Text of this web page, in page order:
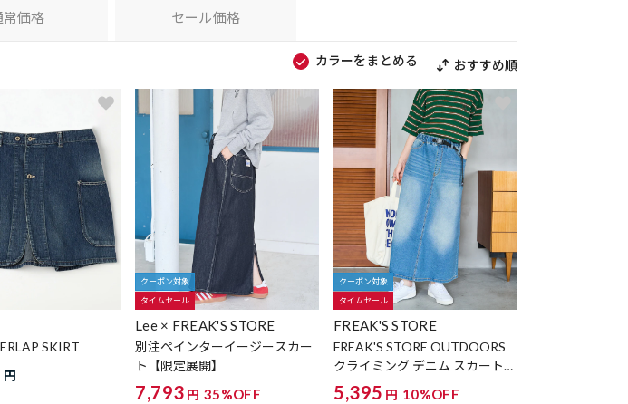
常価格 セール価格
カラーをまとめる おすすめ順
SKIRT
円
クーポン対象
タイムセール
Lee × FREAK'S STORE
別注ペインターイージースカー
ト【限定展開】
7,793 円 35%OFF
クーポン対象
タイムセール
FREAK'S STORE
FREAK'S STORE OUTDOORS
クライミング デニム スカート
【限定展開】
5,395 円 10%OFF